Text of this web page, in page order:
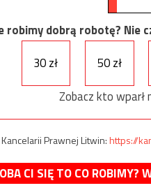
robimy dobrą robotę? Nie
30 zł
50 zł
Zobacz kto wparł
Prawnej Litwin:https://
CI SIĘ TO CO ROBIMY?